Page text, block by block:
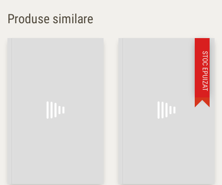
Produse similare
STOC EPUIZAT